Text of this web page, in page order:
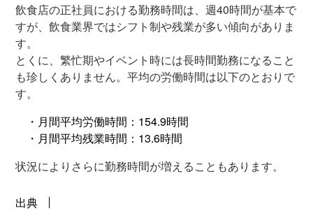
飲食店の正社員における勤務時間は、週40時間が基本で
すが、飲食業界ではシフト制や残業が多い傾向がありま
す。
とくに、繁忙期やイベント時には長時間勤務になること
も珍しくありません。平均の労働時間は以下のとおりで
す。
・月間平均労働時間：154.9時間
・月間平均残業時間：13.6時間
状況によりさらに勤務時間が増えることもあります。
出典